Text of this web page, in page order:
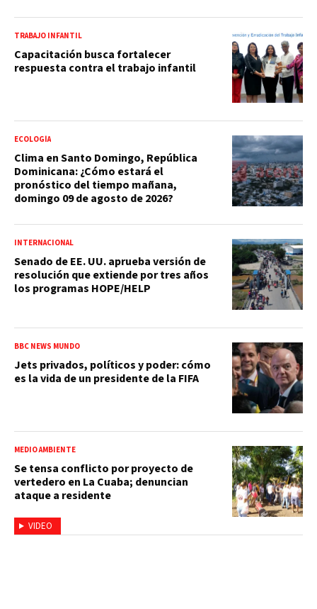
TRABAJO INFANTIL
Capacitación busca fortalecer
respuesta contra el trabajo infantil
ECOLOGÍA
Clima en Santo Domingo, República
Dominicana: ¿Cómo estará el
pronóstico del tiempo mañana,
domingo 09 de agosto de 2026?
INTERNACIONAL
Senado de EE. UU. aprueba versión de
resolución que extiende por tres años
los programas HOPE/HELP
BBC NEWS MUNDO
Jets privados, políticos y poder: cómo
es la vida de un presidente de la FIFA
VIDEO
MEDIO AMBIENTE
Se tensa conflicto por proyecto de
vertedero en La Cuaba; denuncian
ataque a residente